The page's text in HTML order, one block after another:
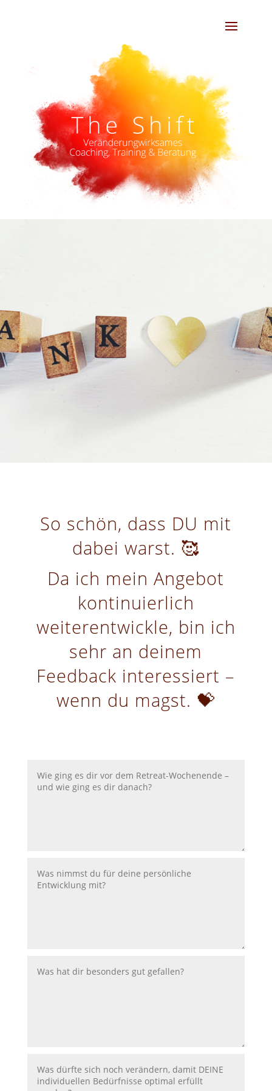
So schön, dass DU mit
dabei warst. 🥰
Da ich mein Angebot
kontinuierlich
weiterentwickle, bin ich
sehr an deinem
Feedback interessiert –
wenn du magst. 💝